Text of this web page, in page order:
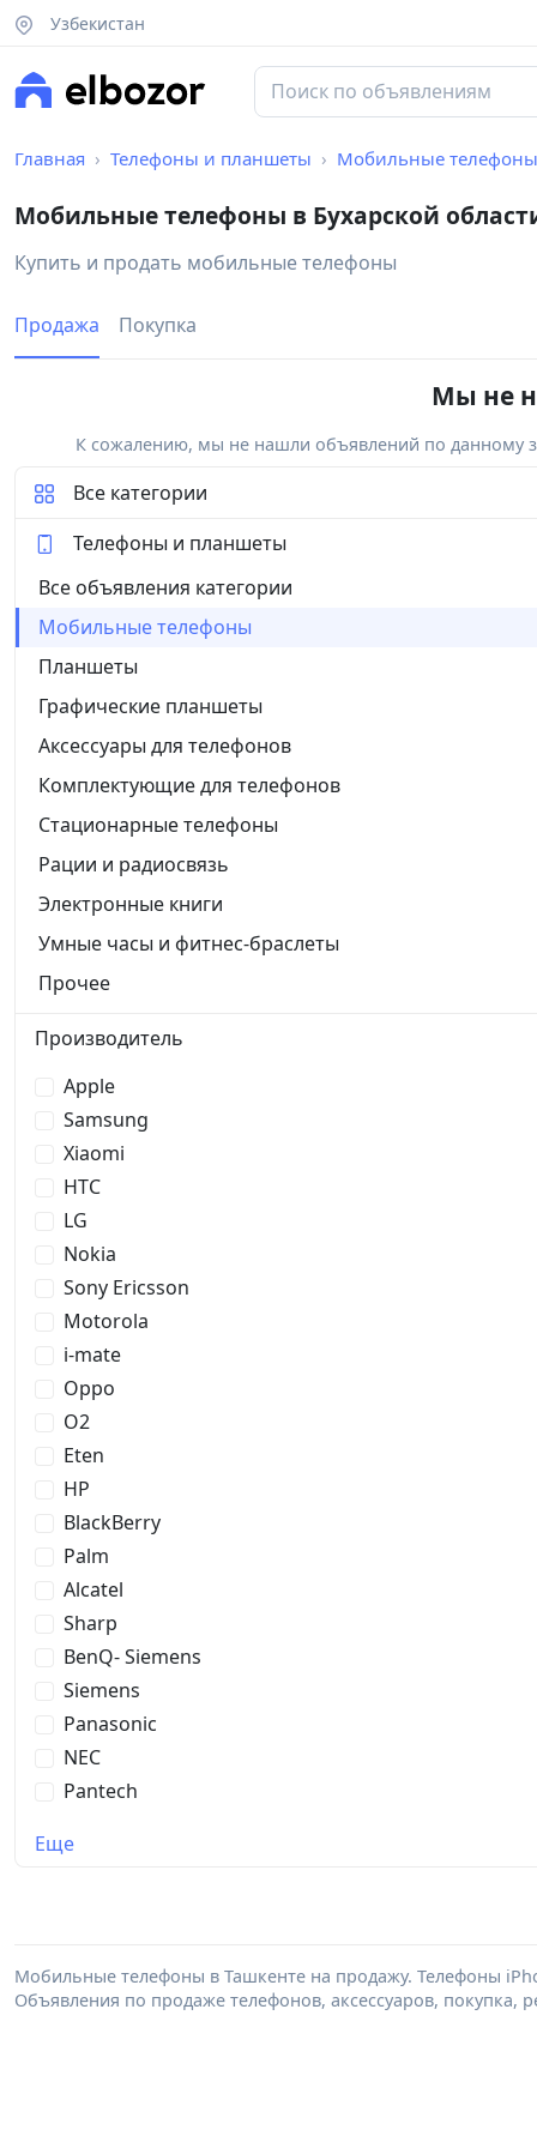
Узбекистан
Главная Телефоны и планшеты Мобильные телефоны
Мобильные телефоны в Бухарской
Купить и продать мобильные телефоны
Продажа Покупка
Мы не
К сожалению, мы не нашли объявлений по данному
Все категории
Телефоны и планшеты
Все объявления категории
Мобильные телефоны
Планшеты
Графические планшеты
Аксессуары для телефонов
Комплектующие для телефонов
Стационарные телефоны
Рации и радиосвязь
Электронные книги
Умные часы и фитнес-браслеты
Прочее
Производитель
Apple
Samsung
Xiaomi
HTC
LG
Nokia
Sony Ericsson
Motorola
i-mate
Oppo
O2
Eten
HP
BlackBerry
Palm
Alcatel
Sharp
BenQ- Siemens
Siemens
Panasonic
NEC
Pantech
Еще
Мобильные телефоны в Ташкенте на продажу. Телефоны
Объявления по продаже телефонов, аксессуаров, покупка,